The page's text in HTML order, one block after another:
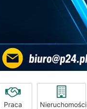
Praca Nieruchomości